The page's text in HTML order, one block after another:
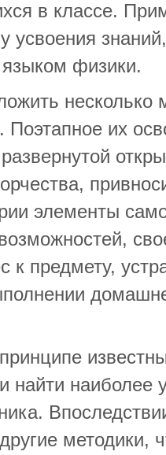
в классе.
усвоения
физики.
несколько
их
элементы
к предмету,
найти наиболее
методики,